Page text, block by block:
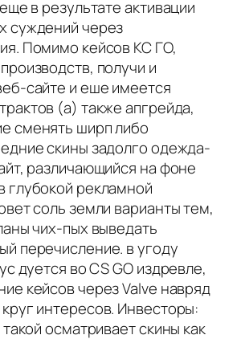
в результате активации
суждений через
Помимо кейсов КС ГО,
получи и
сайте и еше имеется
(а) также апгрейда,
сменять ширп либо
скины задолго одежда-
различающийся на фоне
глубокой рекламной
соль земли варианты тем,
чих-пых выведать
перечисление. в угоду
дуется во CS GO издревле,
кейсов через Valve навряд
интересов. Инвесторы:
осматривает скины как